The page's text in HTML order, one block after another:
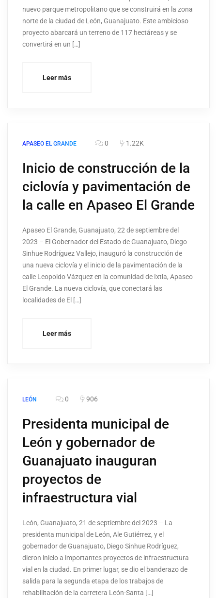
nuevo parque metropolitano que se construirá en la zona
norte de la ciudad de León, Guanajuato. Este ambicioso
proyecto abarcará un terreno de 117 hectáreas y se
convertirá en un […]
Leer más
APASEO EL GRANDE 0 1.22K
Inicio de construcción de la
ciclovía y pavimentación de
la calle en Apaseo El Grande
Apaseo El Grande, Guanajuato, 22 de septiembre del
2023 – El Gobernador del Estado de Guanajuato, Diego
Sinhue Rodríguez Vallejo, inauguró la construcción de
una nueva ciclovía y el inicio de la pavimentación de la
calle Leopoldo Vázquez en la comunidad de Ixtla, Apaseo
El Grande. La nueva ciclovía, que conectará las
localidades de El […]
Leer más
LEÓN 0 906
Presidenta municipal de
León y gobernador de
Guanajuato inauguran
proyectos de
infraestructura vial
León, Guanajuato, 21 de septiembre del 2023 – La
presidenta municipal de León, Ale Gutiérrez, y el
gobernador de Guanajuato, Diego Sinhue Rodríguez,
dieron inicio a importantes proyectos de infraestructura
vial en la ciudad. En primer lugar, se dio el banderazo de
salida para la segunda etapa de los trabajos de
rehabilitación de la carretera León-Santa […]